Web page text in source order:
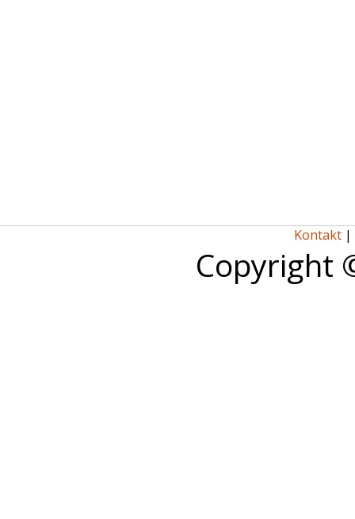
Kontakt |
Copyright